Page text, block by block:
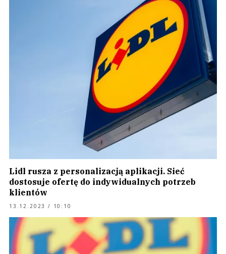
Lidl rusza z personalizacją aplikacji. Sieć
dostosuje ofertę do indywidualnych potrzeb
klientów
13.12.2023 / 10:10